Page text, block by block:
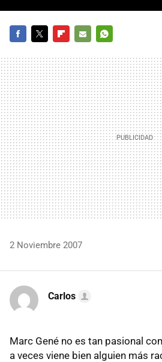
MAIL
2 Noviembre 2007
Carlos
Marc Gené no es tan pasional
a veces viene bien alguien más